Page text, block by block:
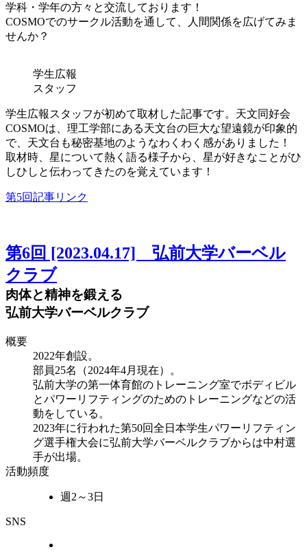
学科・学年の方々と交流しております！
COSMOでのサークル活動を通して、人間関係を広げてみま
せんか？
学生広報
スタッフ
学生広報スタッフが初めて取材した記事です。天文同好会
COSMOは、理工学部にある天文台の巨大な望遠鏡が印象的
で、天文台も秘密基地のようなわくわく感がありました！
取材時、星について熱く語る様子から、星が好きなことがひ
しひしと伝わってきたのを覚えています！
第5回記事リンク
第6回 [2023.04.17] 弘前大学バーベル
クラブ
肉体と精神を鍛える
弘前大学バーベルクラブ
概要
2022年創設。
部員25名（2024年4月現在）。
弘前大学の第一体育館のトレーニング室でボディビル
とパワーリフティングのためのトレーニングなどの活
動をしている。
2023年に行われた第50回全日本学生パワーリフティン
グ選手権大会に弘前大学バーベルクラブからは中村選
手が出場。
活動頻度
週2～3日
SNS